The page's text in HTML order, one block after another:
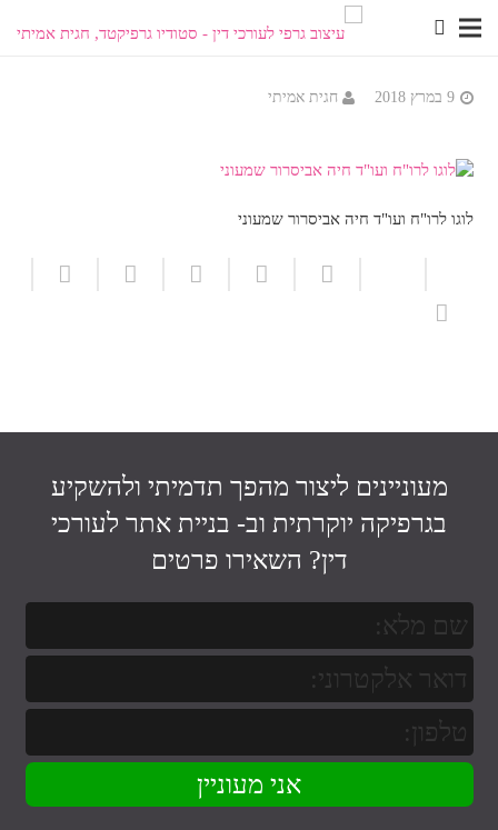
9 במרץ 2018 חגית אמיתי
לוגו לרו"ח ועו"ד חיה אביסרור שמעוני
מעוניינים ליצור מהפך תדמיתי ולהשקיע
בגרפיקה יוקרתית וב- בניית אתר לעורכי
דין? השאירו פרטים